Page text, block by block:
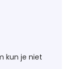
kun je niet